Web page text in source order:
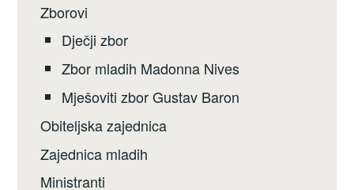
Zborovi
Dječji zbor
Zbor mladih Madonna Nives
Mješoviti zbor Gustav Baron
Obiteljska zajednica
Zajednica mladih
Ministranti